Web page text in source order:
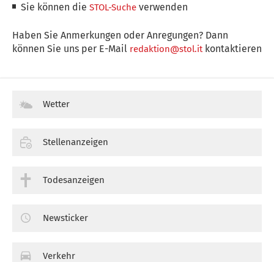
Sie können dieSTOL-Suche verwenden
Haben Sie Anmerkungen oder Anregungen? Dann
können Sie uns per E-Mail redaktion@stol.itkontaktieren
Wetter
Stellenanzeigen
Todesanzeigen
Newsticker
Verkehr